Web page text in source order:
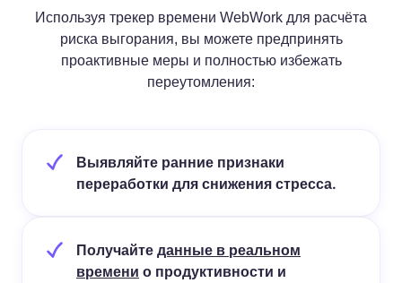
Используя трекер времени WebWork для расчёта
риска выгорания, вы можете предпринять
проактивные меры и полностью избежать
переутомления:
Выявляйте ранние признаки
переработки для снижения стресса.
Получайте данные в реальном
времени о продуктивности и